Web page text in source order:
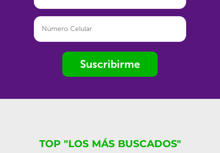
Suscribirme
TOP "LOS MÁS BUSCADOS"